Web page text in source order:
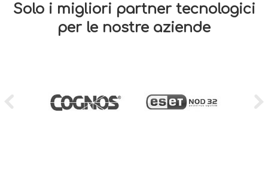
Solo i migliori partner tecnologici
per le nostre aziende